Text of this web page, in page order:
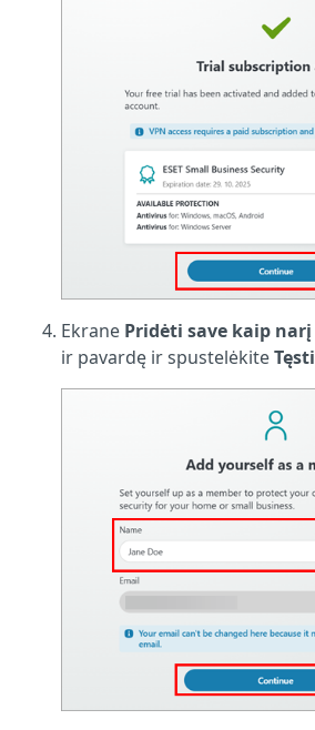
Ekrane Pridėti save kaip narį
ir pavardę ir spustelėkiteTęsti